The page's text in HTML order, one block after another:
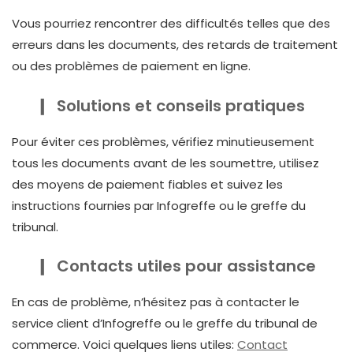
Vous pourriez rencontrer des difficultés telles que des
erreurs dans les documents, des retards de traitement
ou des problèmes de paiement en ligne.
Solutions et conseils pratiques
Pour éviter ces problèmes, vérifiez minutieusement
tous les documents avant de les soumettre, utilisez
des moyens de paiement fiables et suivez les
instructions fournies par Infogreffe ou le greffe du
tribunal.
Contacts utiles pour assistance
En cas de problème, n’hésitez pas à contacter le
service client d’Infogreffe ou le greffe du tribunal de
commerce. Voici quelques liens utiles: Contact